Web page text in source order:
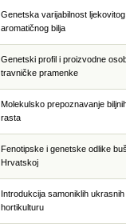
Genetska varijabilnost
aromatičnog bilja
Genetski profil i proizvodne
travničke pramenke
Molekulsko prepoznavanje
rasta
Fenotipske i genetske odlike
Hrvatskoj
Introdukcija samoniklih
hortikulturu